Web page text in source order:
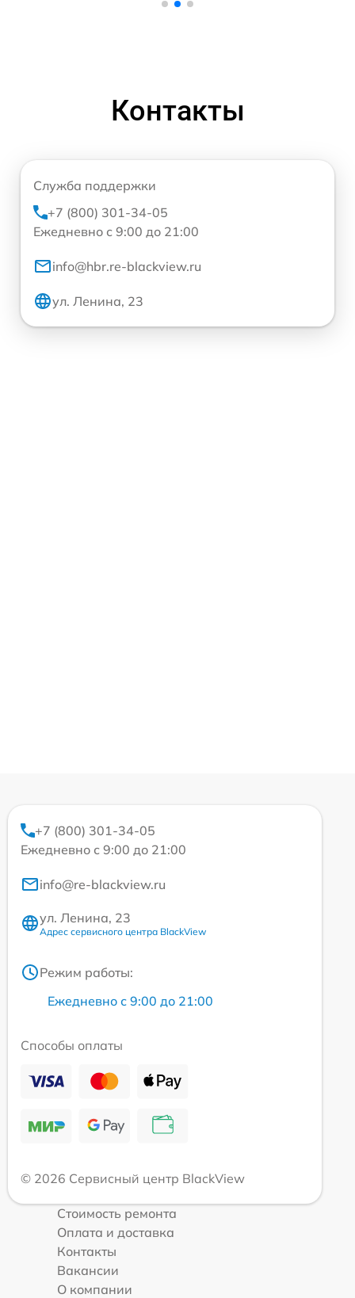
Контакты
Служба поддержки
+7 (800) 301-34-05
Ежедневно с 9:00 до 21:00
info@hbr.re-blackview.ru
ул. Ленина, 23
+7 (800) 301-34-05
Ежедневно с 9:00 до 21:00
info@re-blackview.ru
ул. Ленина, 23
Адрес сервисного центра BlackView
Режим работы:
Ежедневно с 9:00 до 21:00
Способы оплаты
© 2026 Сервисный центр BlackView
Стоимость ремонта
Оплата и доставка
Контакты
Вакансии
О компании